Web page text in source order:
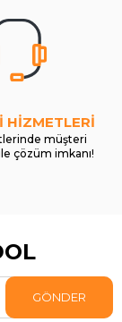
HİZMETLERİ
müşteri
çözüm imkanı!
GÖNDER